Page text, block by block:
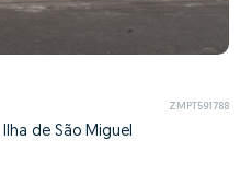
ZMPT591788
de São Miguel